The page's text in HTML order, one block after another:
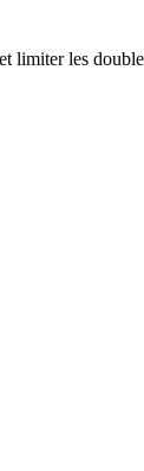
limiter les